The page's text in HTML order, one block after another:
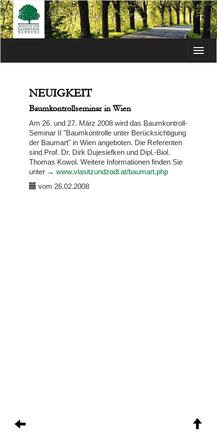
Menü
NEUIGKEIT
Baumkontrollseminar in Wien
Am 26. und 27. März 2008 wird das Baumkontroll-
Seminar II "Baumkontrolle unter Berücksichtigung
der Baumart" in Wien angeboten. Die Referenten
sind Prof. Dr. Dirk Dujesiefken und Dipl.-Biol.
Thomas Kowol. Weitere Informationen finden Sie
unter → www.vlasitzundzodl.at/baumart.php
vom 26.02.2008